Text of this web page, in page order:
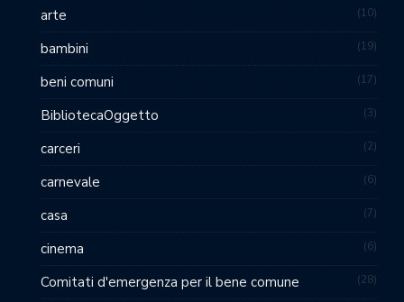
arte 10
bambini 19
beni comuni 17
BibliotecaOggetto 3
carceri 2
carnevale 6
casa 7
cinema 6
Comitati d'emergenza per il bene comune 28